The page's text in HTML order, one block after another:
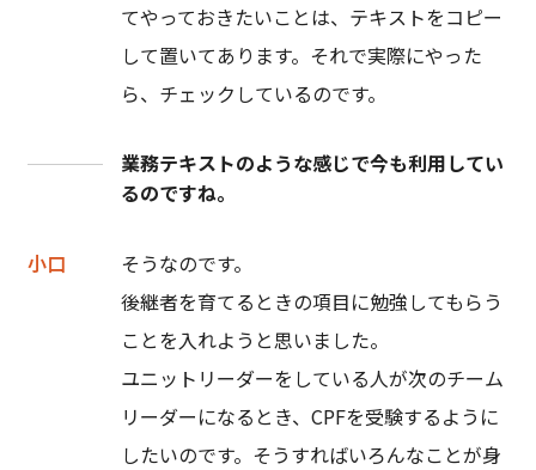
てやっておきたいことは、テキストをコピー
して置いてあります。それで実際にやった
ら、チェックしているのです。
業務テキストのような感じで今も利用してい
るのですね。
小口
そうなのです。
後継者を育てるときの項目に勉強してもらう
ことを入れようと思いました。
ユニットリーダーをしている人が次のチーム
リーダーになるとき、CPFを受験するように
したいのです。そうすればいろんなことが身